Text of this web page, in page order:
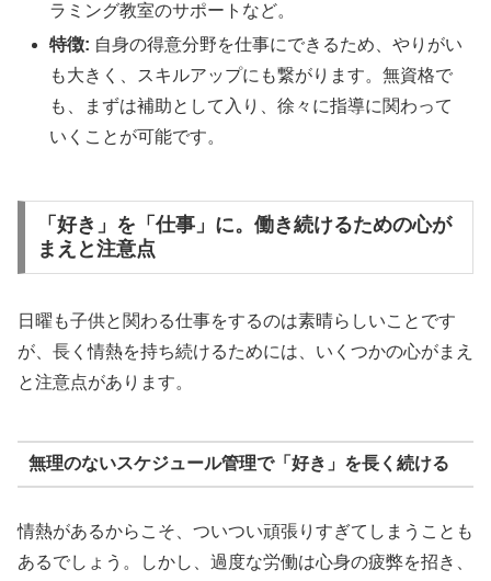
ラミング教室のサポートなど。
特徴: 自身の得意分野を仕事にできるため、やりがい
も大きく、スキルアップにも繋がります。無資格で
も、まずは補助として入り、徐々に指導に関わって
いくことが可能です。
「好き」を「仕事」に。働き続けるための心が
まえと注意点
日曜も子供と関わる仕事をするのは素晴らしいことです
が、長く情熱を持ち続けるためには、いくつかの心がまえ
と注意点があります。
無理のないスケジュール管理で「好き」を長く続ける
情熱があるからこそ、ついつい頑張りすぎてしまうことも
あるでしょう。しかし、過度な労働は心身の疲弊を招き、